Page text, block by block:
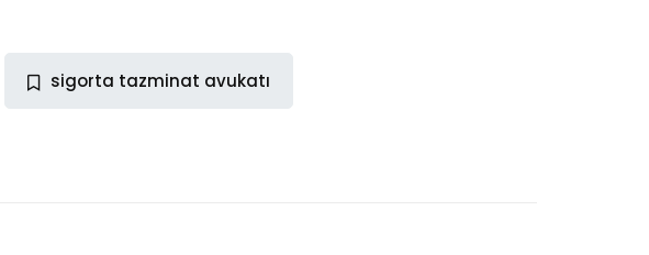
sigorta tazminat avukatı